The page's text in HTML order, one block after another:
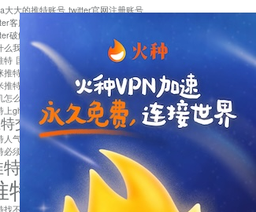
大大的推特账号 twitter官网注册账号
客服
破解版下载
么我推特无法保存设置
作者sana推特是什么
特 国内为什么不能用twitter 国内能用twitter吗
推特
如何找回推特密码
推特闪退是怎么回事 怎么看推特上的视频
怎么注册推特账号
推特devil
上ghs的女博主
交友软件app下载
人气萌货小蔡头喵喵喵 推特实名制
必须用外网吗
怎么取消关联手机号
特怎么看敏感内容苹果
找不到账号 推特注册必须要手机号